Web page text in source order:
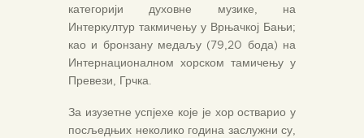
категорији духовне музике, на
Интеркултур такмичењу у Врњачкој Бањи;
као и бронзану медаљу (79,20 бода) на
Интернационалном хорском тамичењу у
Превези, Грчка.
За изузетне успјехе које је хор остварио у
посљедњих неколико година заслужни су,